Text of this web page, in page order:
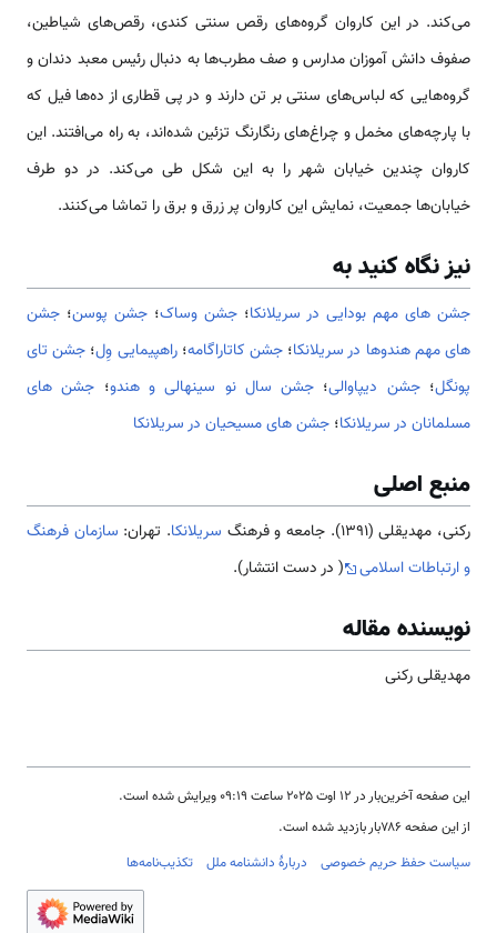
می‌کند. در این کاروان گروه‌های رقص سنتی کندی، رقص‌های شیاطین،
صفوف دانش آموزان مدارس و صف مطرب‌ها به دنبال رئیس معبد دندان و
گروه‌هایی که لباس‌های سنتی بر تن دارند و در پی قطاری از ده‌ها فیل که
با پارچه‌های مخمل و چراغ‌های رنگارنگ تزئین شده‌اند، به راه می‌افتند. این
کاروان چندین خیابان شهر را به این شکل طی می‌کند. در دو طرف
خیابان‌ها جمعیت، نمایش این کاروان پر زرق و برق را تماشا می‌کنند.
نیز نگاه کنید به
جشن های مهم بودایی در سریلانکا؛ جشن وساک؛ جشن پوسن؛ جشن
های مهم هندوها در سریلانکا؛ جشن کاتاراگامه؛راهپیمایی وِل؛ جشن تای
پونگل؛جشن دیپاوالی؛ جشن سال نو سینهالی و هندو؛ جشن های
مسلمانان در سریلانکا؛ جشن های مسیحیان در سریلانکا
منبع اصلی
رکنی، مهدیقلی (1391). جامعه و فرهنگ سریلانکا. تهران: سازمان فرهنگ
و ارتباطات اسلامی
( در دست انتشار).
نویسنده مقاله
مهدیقلی رکنی
این صفحه آخرین‌بار در ‏۱۲ اوت ۲۰۲۵ ساعت ‏۰۹:۱۹ ویرایش شده است.
از این صفحه ۷۸۶بار بازدید شده است.
سیاست حفظ حریم خصوصی
دربارهٔ دانشنامه ملل تکذیب‌نامه‌ها